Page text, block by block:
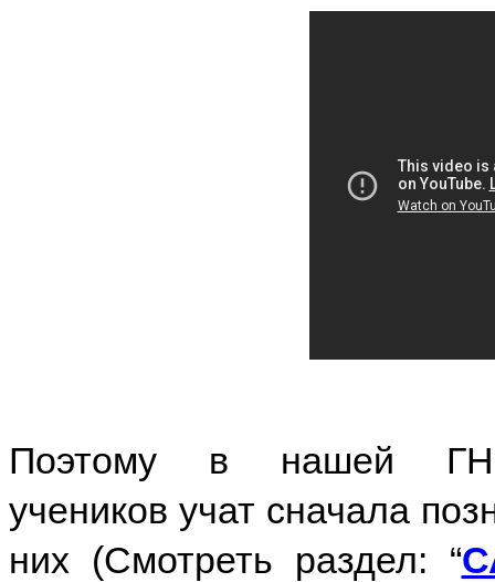
Поэтому в нашей
учеников учат сначала
них (Смотреть раздел: “